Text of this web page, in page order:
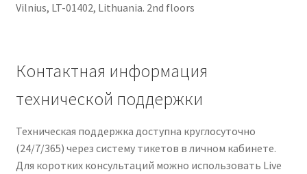
Vilnius, LT-01402, Lithuania. 2nd floors
Контактная информация
технической поддержки
Техническая поддержка доступна круглосуточно
(24/7/365) через систему тикетов в личном кабинете.
Для коротких консультаций можно использовать Live